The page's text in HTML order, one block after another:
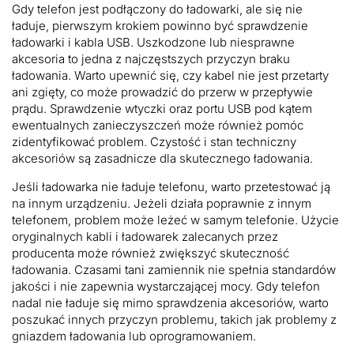
Gdy telefon jest podłączony do ładowarki, ale się nie
ładuje, pierwszym krokiem powinno być sprawdzenie
ładowarki i kabla USB. Uszkodzone lub niesprawne
akcesoria to jedna z najczęstszych przyczyn braku
ładowania. Warto upewnić się, czy kabel nie jest przetarty
ani zgięty, co może prowadzić do przerw w przepływie
prądu. Sprawdzenie wtyczki oraz portu USB pod kątem
ewentualnych zanieczyszczeń może również pomóc
zidentyfikować problem. Czystość i stan techniczny
akcesoriów są zasadnicze dla skutecznego ładowania.
Jeśli ładowarka nie ładuje telefonu, warto przetestować ją
na innym urządzeniu. Jeżeli działa poprawnie z innym
telefonem, problem może leżeć w samym telefonie. Użycie
oryginalnych kabli i ładowarek zalecanych przez
producenta może również zwiększyć skuteczność
ładowania. Czasami tani zamiennik nie spełnia standardów
jakości i nie zapewnia wystarczającej mocy. Gdy telefon
nadal nie ładuje się mimo sprawdzenia akcesoriów, warto
poszukać innych przyczyn problemu, takich jak problemy z
gniazdem ładowania lub oprogramowaniem.